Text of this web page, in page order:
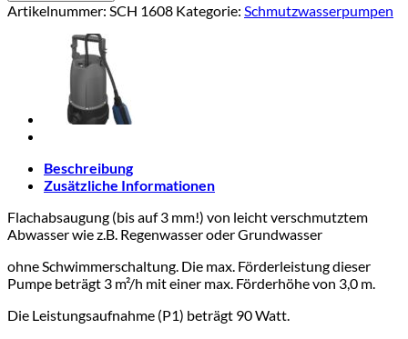
Artikelnummer: SCH 1608 Kategorie: Schmutzwasserpumpen
Beschreibung
Zusätzliche Informationen
Flachabsaugung (bis auf 3 mm!) von leicht verschmutztem
Abwasser wie z.B. Regenwasser oder Grundwasser
ohne Schwimmerschaltung. Die max. Förderleistung dieser
Pumpe beträgt 3 m²/h mit einer max. Förderhöhe von 3,0 m.
Die Leistungsaufnahme (P1) beträgt 90 Watt.